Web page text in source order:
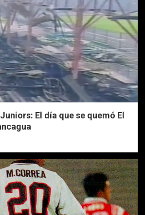
El día que se quemó El